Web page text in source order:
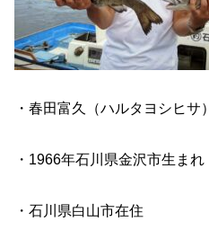
・春田富久（ハルタヨシヒサ）
・1966年石川県金沢市生まれ
・石川県白山市在住